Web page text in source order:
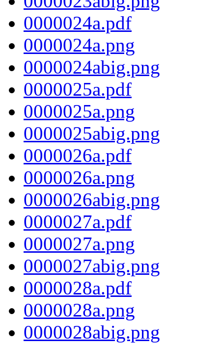
0000024a.pdf
0000024a.png
0000024abig.png
0000025a.pdf
0000025a.png
0000025abig.png
0000026a.pdf
0000026a.png
0000026abig.png
0000027a.pdf
0000027a.png
0000027abig.png
0000028a.pdf
0000028a.png
0000028abig.png